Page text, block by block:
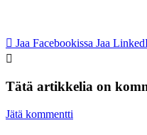
Jaa Facebookissa Jaa
Tätä artikkelia on
Jätä kommentti